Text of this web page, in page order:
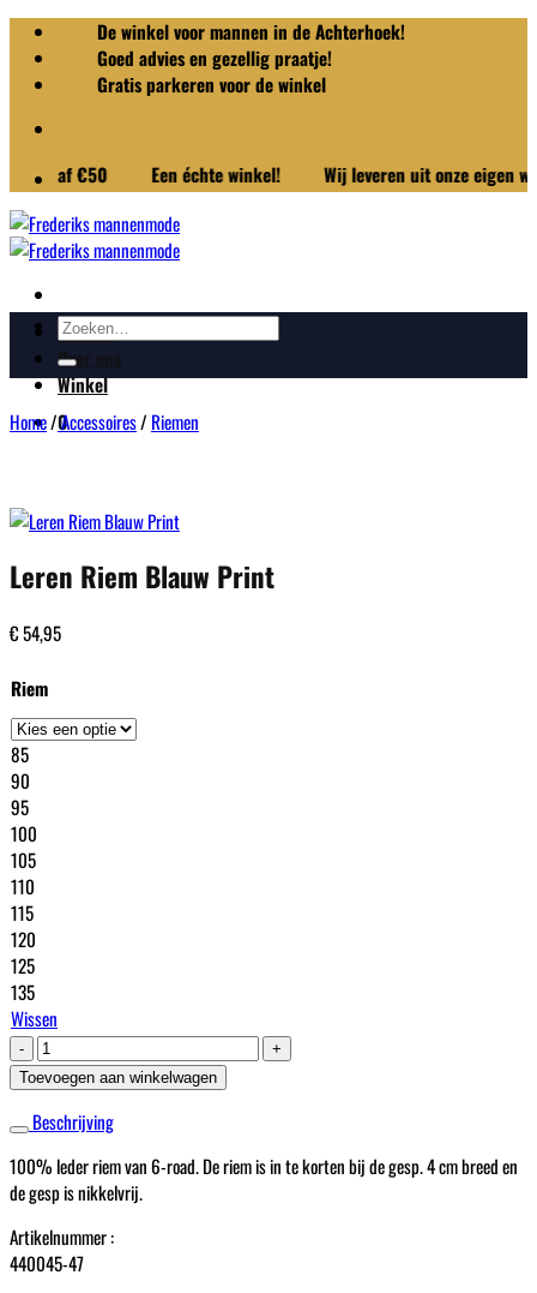
naar
inhoud
De winkel voor mannen in de Achterhoek!
Goed advies en gezellig praatje!
Gratis parkeren voor de winkel
€50 Een échte winkel! Wij leveren uit onze eigen
Merken
Over ons
Winkel
0
Zoeken
naar:
Home/Accessoires/ Riemen
Leren Riem Blauw Print
€54,95
Riem
85
90
95
100
105
110
115
120
125
135
Wissen
Leren
Riem
Blauw
Print
Toevoegen aan winkelwagen
Beschrijving
100% leder riem van 6-road. De riem is in te korten bij de gesp. 4 cm breed en
de gesp is nikkelvrij.
Artikelnummer :
440045-47